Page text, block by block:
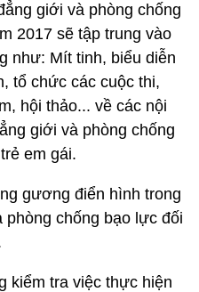
giới và phòng chống
2017 sẽ tập trung vào
như: Mít tinh, biểu diễn
tổ chức các cuộc thi,
hội thảo... về các nội
giới và phòng chống
em gái.
gương điển hình trong
chống bạo lực đối
kiểm tra việc thực hiện